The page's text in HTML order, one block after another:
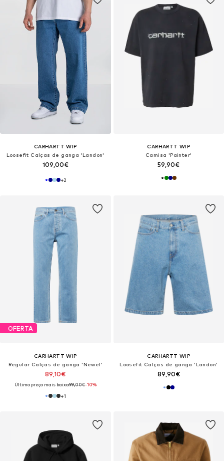
CARHARTT WIP
Loosefit Calças de ganga 'Landon'
109,00€
+2
CARHARTT WIP
Camisa 'Painter'
59,90€
OFERTA
CARHARTT WIP
Regular Calças de ganga 'Newel'
89,10€
Último preço mais baixo:99,00€-10%
+1
CARHARTT WIP
Loosefit Calças de ganga 'Landon'
89,90€